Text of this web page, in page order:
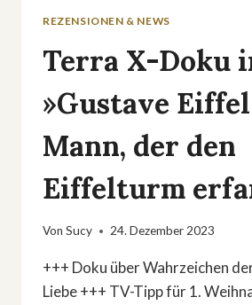
REZENSIONEN & NEWS
Terra X-Doku
»Gustave
Mann, der den
Eiffelturm
Von Sucy 24. Dezember 2023
+++ Doku über Wahrzeichen
Liebe +++ TV-Tipp für 1.